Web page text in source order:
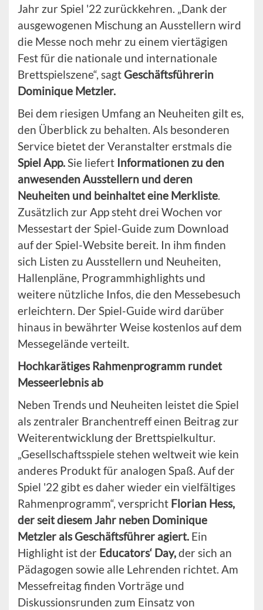
Jahr zur Spiel '22 zurückkehren. „Dank der
ausgewogenen Mischung an Ausstellern wird
die Messe noch mehr zu einem viertägigen
Fest für die nationale und internationale
Brettspielszene“, sagt Geschäftsführerin
Dominique Metzler.
Bei dem riesigen Umfang an Neuheiten gilt es,
den Überblick zu behalten. Als besonderen
Service bietet der Veranstalter erstmals die
Spiel App.Sie liefert Informationen zu den
anwesenden Ausstellern und deren
Neuheiten und beinhaltet eine Merkliste.
Zusätzlich zur App steht drei Wochen vor
Messestart der Spiel-Guide zum Download
auf der Spiel-Website bereit. In ihm finden
sich Listen zu Ausstellern und Neuheiten,
Hallenpläne, Programmhighlights und
weitere nützliche Infos, die den Messebesuch
erleichtern. Der Spiel-Guide wird darüber
hinaus in bewährter Weise kostenlos auf dem
Messegelände verteilt.
Hochkarätiges Rahmenprogramm rundet
Messeerlebnis ab
Neben Trends und Neuheiten leistet die Spiel
als zentraler Branchentreff einen Beitrag zur
Weiterentwicklung der Brettspielkultur.
„Gesellschaftsspiele stehen weltweit wie kein
anderes Produkt für analogen Spaß. Auf der
Spiel '22 gibt es daher wieder ein vielfältiges
Rahmenprogramm“, verspricht Florian Hess,
der seit diesem Jahr neben Dominique
Metzler als Geschäftsführer agiert. Ein
Highlight ist der Educators‘ Day,der sich an
Pädagogen sowie alle Lehrenden richtet. Am
Messefreitag finden Vorträge und
Diskussionsrunden zum Einsatz von